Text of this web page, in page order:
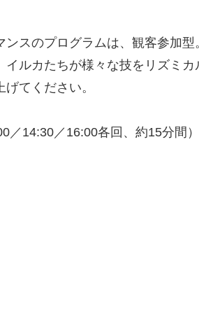
スのプログラムは、観客参加
イルカたちが様々な技をリズミ
てください。
／14:30／16:00各回、約15分間）